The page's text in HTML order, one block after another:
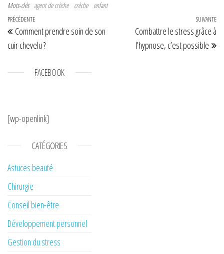
Mots-clés agent de crèche crèche enfant
Navigation de l’article
Article précédent
PRÉCÉDENTE
Comment prendre soin de son
cuir chevelu ?
SUIVANTE
Combattre le stress grâce à
l’hypnose, c’est possible
FACEBOOK
[wp-openlink]
CATÉGORIES
Astuces beauté
Chirurgie
Conseil bien-être
Développement personnel
Gestion du stress